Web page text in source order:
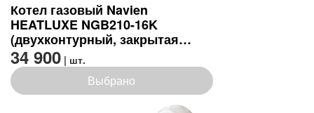
Котел газовый Navien
HEATLUXE NGB210-16K
(двухконтурный, закрытая
камера сгорания)
34 900 | шт.
Выбрано